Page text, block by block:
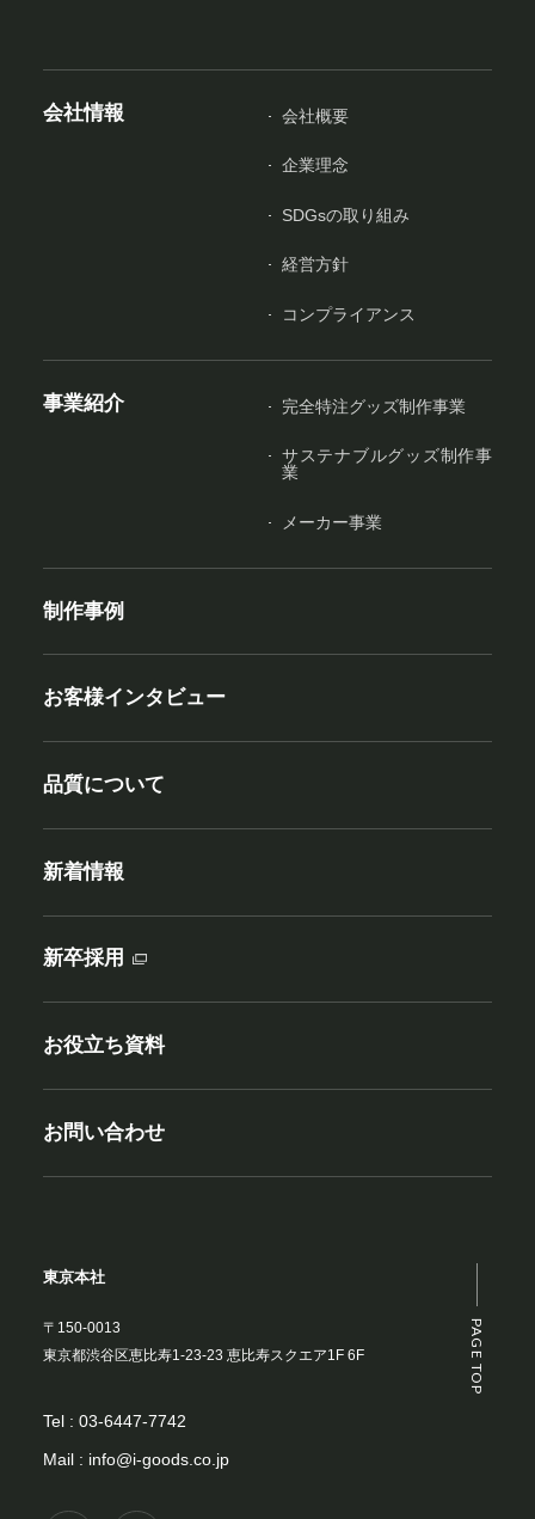
PAGE TOP
会社情報 会社概要
企業理念
SDGsの取り組み
経営方針
コンプライアンス
事業紹介 完全特注グッズ制作事業
サステナブルグッズ制作事
業
メーカー事業
制作事例
お客様インタビュー
品質について
新着情報
新卒採用
お役立ち資料
お問い合わせ
東京本社
〒150-0013
東京都渋谷区恵比寿1-23-23 恵比寿スクエア1F 6F
Tel : 03-6447-7742
Mail : info@i-goods.co.jp